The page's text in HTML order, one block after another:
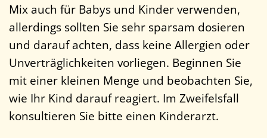
Mix auch für Babys und Kinder verwenden,
allerdings sollten Sie sehr sparsam dosieren
und darauf achten, dass keine Allergien oder
Unverträglichkeiten vorliegen. Beginnen Sie
mit einer kleinen Menge und beobachten Sie,
wie Ihr Kind darauf reagiert. Im Zweifelsfall
konsultieren Sie bitte einen Kinderarzt.